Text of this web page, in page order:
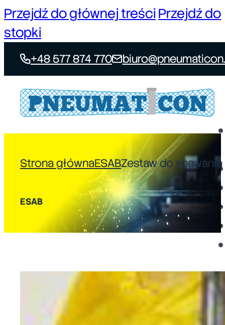
Przejdź do głównej treści Przejdź do
stopki
+48 577 874 770
Strona głównaESABZestaw do spawania
ESAB